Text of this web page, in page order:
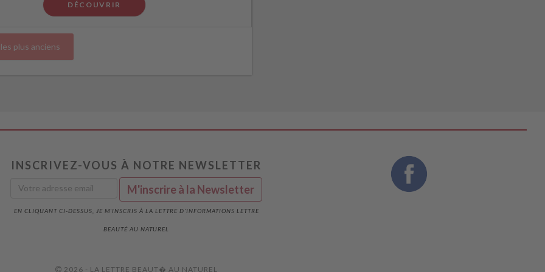
DÉCOUVRIR
plus anciens
INSCRIVEZ-VOUS À NOTRE NEWSLETTER
EN CLIQUANT CI-DESSUS, JE M'INSCRIS À LA LETTRE D'INFORMATIONS LETTRE
BEAUTÉ AU NATUREL
2026 - LA LETTRE BEAUT� AU NATUREL